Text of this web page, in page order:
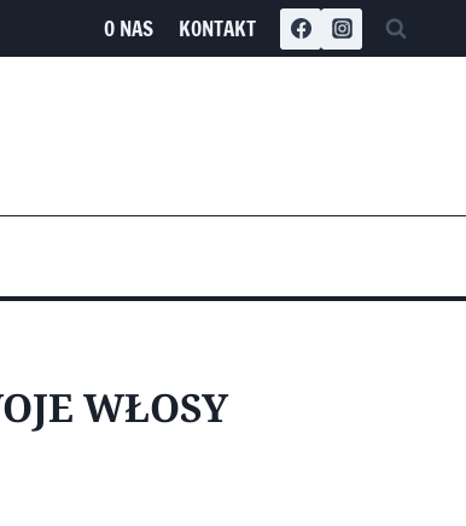
O NAS KONTAKT
WŁOSY